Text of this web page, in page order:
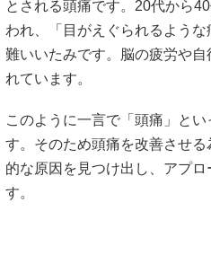
とされる頭痛です。20代から
われ、「目がえぐられるよう
難いいたみです。脳の疲労や
れています。
このように一言で「頭痛」と
す。そのため頭痛を改善させ
的な原因を見つけ出し、アプ
す。